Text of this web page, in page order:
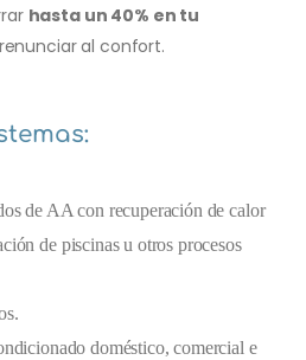
hasta un 40% en tu
al confort.
de AA con recuperación de calor
de piscinas u otros procesos
doméstico, comercial e